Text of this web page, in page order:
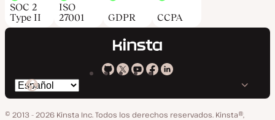
SOC 2
Type II
ISO
27001
GDPR CCPA
Kinsta
GitHub
Kinsta
X
Kinsta
YouTube
Kinsta
Facebook
Kinsta
LinkedIn
Cambiar
idioma
© 2013 - 2026 Kinsta Inc. Todos los derechos reservados. Kinsta®,